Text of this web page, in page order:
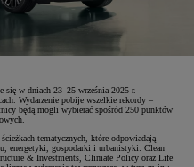
się w dniach 23–25 września 2025 r.
Wydarzenie pobije wszelkie rekordy –
będą mogli wybierać spośród 250 punktów
tematycznych, które odpowiadają
energetyki, gospodarki i urbanistyki: Clean
& Investments, Climate Policy oraz Life